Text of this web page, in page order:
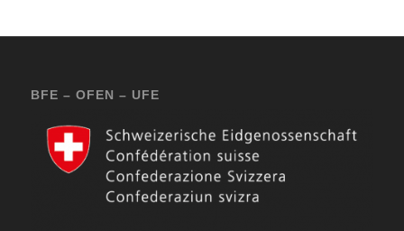
BFE – OFEN – UFE